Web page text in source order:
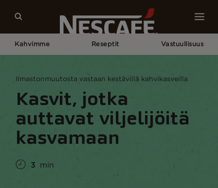
Kahvimme Reseptit Vastuullisuus
Ilmastonmuutosta Vastaan Kestävillä Kahvikasveilla
Ilmastonmuutosta vastaan kestävillä kahvikasveilla
Kasvit, jotka
auttavat viljelijöitä
kasvamaan
3 min